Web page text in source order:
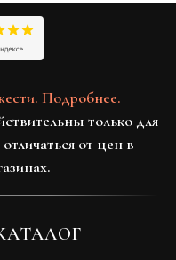
Подробнее.
только для
от цен в